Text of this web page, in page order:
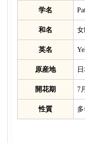
学名
和名
英名
原産地
開花期 7
性質